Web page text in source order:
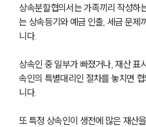
상속분할협의서는 가족끼리 작성하
는 상속등기와 예금 인출, 세금 문제
니다.
상속인 중 일부가 빠졌거나, 재산 표
속인의 특별대리인 절차를 놓치면
니다.
또 특정 상속인이 생전에 많은 재산